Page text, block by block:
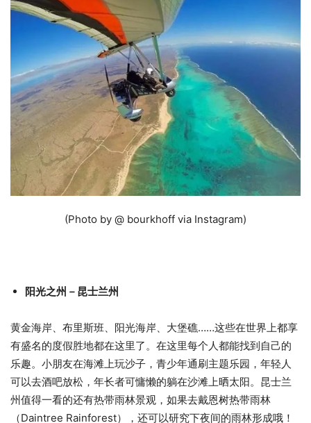
(Photo by @ bourkhoff via Instagram)
阳光之州－昆士兰州
黄金海岸、布里斯班、阳光海岸、大堡礁……这些在世界上都享
有盛名的度假胜地都在这里了。在这里每个人都能找到自己的
乐趣。小朋友在海滩上玩沙子，青少年通刷主题乐园，年轻人
可以去酒吧放松，年长者可慵懒的躺在沙滩上晒太阳。昆士兰
州值得一看的还有热带雨林景观，如果去戴恩树热带雨林
（Daintree Rainforest），还可以研究下夜间的雨林形成哦！